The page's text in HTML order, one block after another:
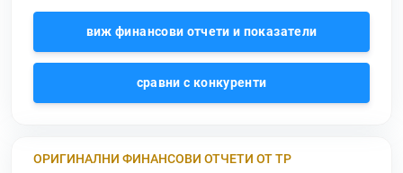
виж финансови отчети и показатели
сравни с конкуренти
ОРИГИНАЛНИ ФИНАНСОВИ ОТЧЕТИ ОТ ТР